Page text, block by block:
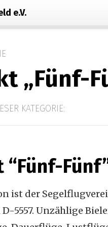
e.V.
„Fünf-
KATEGORIE:
“Fünf-
ist der
5557. Unzählige